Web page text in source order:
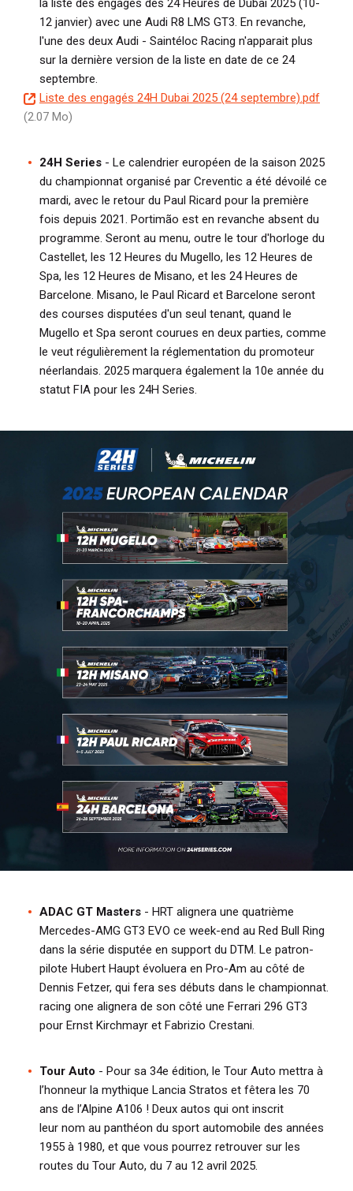
la liste des engagés des 24 Heures de Dubai 2025 (10-
12 janvier) avec une Audi R8 LMS GT3. En revanche,
l'une des deux Audi - Saintéloc Racing n'apparait plus
sur la dernière version de la liste en date de ce 24
septembre.
D
o
Liste des engagés 24H Dubai 2025 (24 septembre).pdf
(2.07 Mo)
24H Series - Le calendrier européen de la saison 2025
du championnat organisé par Creventic a été dévoilé ce
mardi, avec le retour du Paul Ricard pour la première
fois depuis 2021. Portimão est en revanche absent du
programme. Seront au menu, outre le tour d'horloge du
Castellet, les 12 Heures du Mugello, les 12 Heures de
Spa, les 12 Heures de Misano, et les 24 Heures de
Barcelone. Misano, le Paul Ricard et Barcelone seront
des courses disputées d'un seul tenant, quand le
Mugello et Spa seront courues en deux parties, comme
le veut régulièrement la réglementation du promoteur
néerlandais. 2025 marquera également la 10e année du
statut FIA pour les 24H Series.
ADAC GT Masters - HRT alignera une quatrième
Mercedes-AMG GT3 EVO ce week-end au Red Bull Ring
dans la série disputée en support du DTM. Le patron-
pilote Hubert Haupt évoluera en Pro-Am au côté de
Dennis Fetzer, qui fera ses débuts dans le championnat.
racing one alignera de son côté une Ferrari 296 GT3
pour Ernst Kirchmayr et Fabrizio Crestani.
Tour Auto - Pour sa 34e édition, le Tour Auto mettra à
l’honneur la mythique Lancia Stratos et fêtera les 70
ans de l’Alpine A106 ! Deux autos qui ont inscrit
leur nom au panthéon du sport automobile des années
1955 à 1980, et que vous pourrez retrouver sur les
routes du Tour Auto, du 7 au 12 avril 2025.